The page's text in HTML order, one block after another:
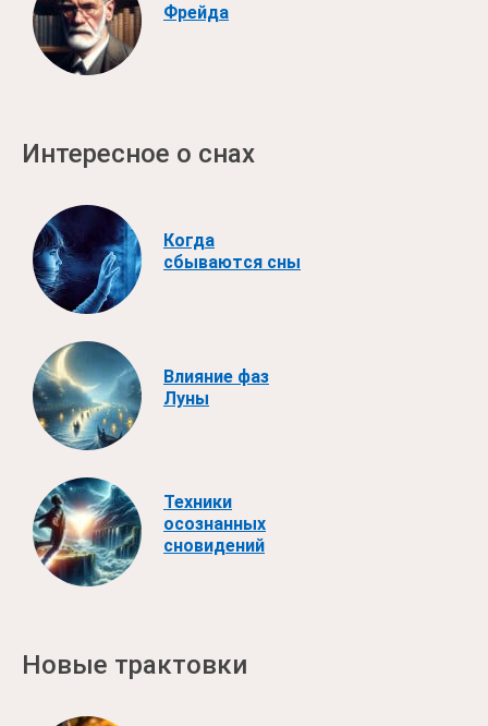
Фрейда
Интересное о снах
Когда
сбываются сны
Влияние фаз
Луны
Техники
осознанных
сновидений
Новые трактовки